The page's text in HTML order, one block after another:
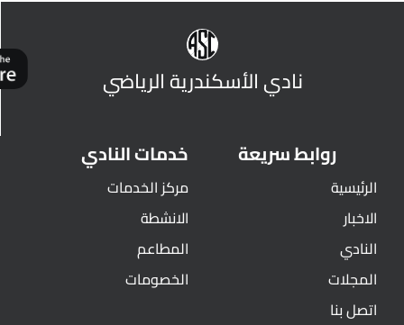
نادي الأسكندرية الرياضي
روابط سريعة
الرئيسية
الاخبار
النادي
المجلات
اتصل بنا
خدمات النادي
مركز الخدمات
الانشطة
المطاعم
الخصومات